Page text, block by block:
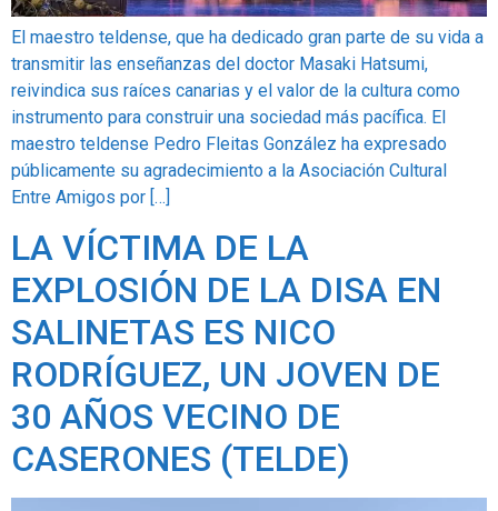
El maestro teldense, que ha dedicado gran parte de su vida a
transmitir las enseñanzas del doctor Masaki Hatsumi,
reivindica sus raíces canarias y el valor de la cultura como
instrumento para construir una sociedad más pacífica. El
maestro teldense Pedro Fleitas González ha expresado
públicamente su agradecimiento a la Asociación Cultural
Entre Amigos por […]
LA VÍCTIMA DE LA
EXPLOSIÓN DE LA DISA EN
SALINETAS ES NICO
RODRÍGUEZ, UN JOVEN DE
30 AÑOS VECINO DE
CASERONES (TELDE)